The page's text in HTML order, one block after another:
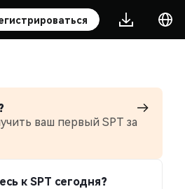
ваш первый SPT за
к SPT сегодня?